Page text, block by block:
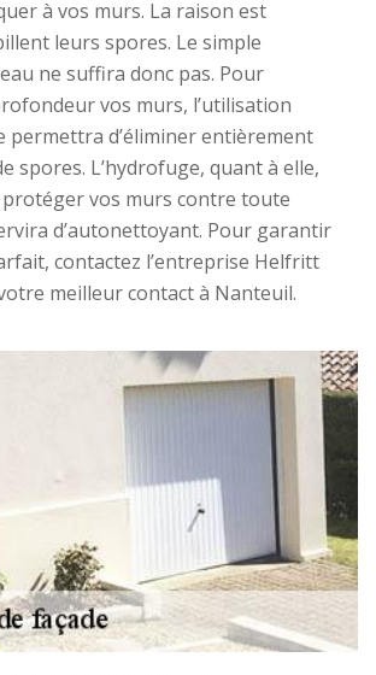
à vos murs. La raison est
leurs spores. Le simple
ne suffira donc pas. Pour
vos murs, l’utilisation
permettra d’éliminer entièrement
spores. L’hydrofuge, quant à elle,
vos murs contre toute
d’autonettoyant. Pour garantir
contactez l’entreprise Helfritt
meilleur contact à Nanteuil.